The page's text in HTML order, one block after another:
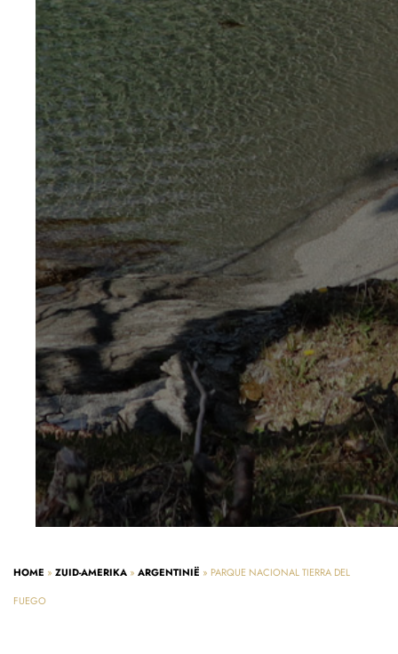
HOME » ZUID-AMERIKA » ARGENTINIË » PARQUE NACIONAL TIERRA DEL
FUEGO